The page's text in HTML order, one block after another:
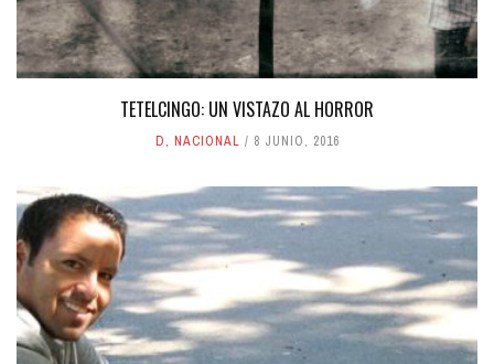
TETELCINGO: UN VISTAZO AL HORROR
D, NACIONAL 8 JUNIO, 2016